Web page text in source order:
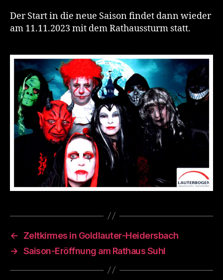
Der Start in die neue Saison findet dann wieder
am 11.11.2023 mit dem Rathaussturm statt.
←
Zeltkirmes in Goldlauter-Heidersbach
→ Saison-Eröffnung am Rathaus Suhl